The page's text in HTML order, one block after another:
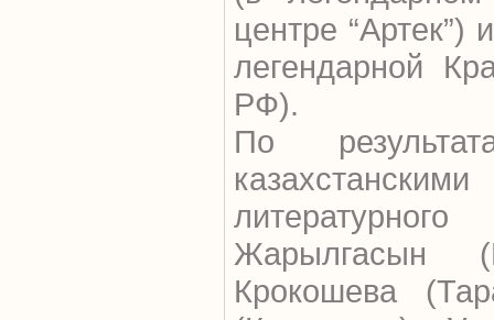
центре
легендарной
РФ).
По
Жарылгасын
Крокошева